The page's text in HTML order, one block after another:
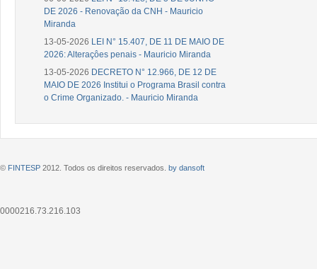
DE 2026 - Renovação da CNH - Mauricio
Miranda
13-05-2026 LEI N° 15.407, DE 11 DE MAIO DE
2026: Alteraçôes penais - Mauricio Miranda
13-05-2026 DECRETO N° 12.966, DE 12 DE
MAIO DE 2026 Institui o Programa Brasil contra
o Crime Organizado. - Mauricio Miranda
© FINTESP 2012. Todos os direitos reservados. by dansoft
0000216.73.216.103